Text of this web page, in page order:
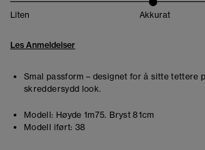
Liten Akkurat
Les Anmeldelser
Smal passform – designet for å sitte tettere
skreddersydd look.
Modell: Høyde 1m75. Bryst 81cm
Modell iført: 38